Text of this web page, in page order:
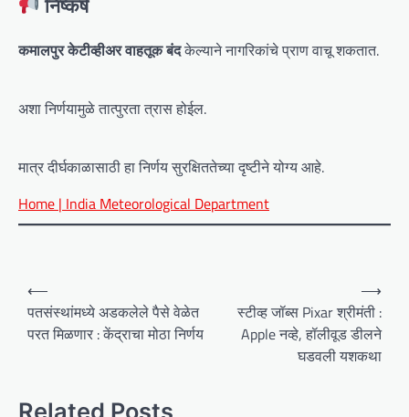
कमालपुर केटीव्हीअर वाहतूक बंदकेल्याने नागरिकांचे प्राण वाचू शकतात.
अशा निर्णयामुळे तात्पुरता त्रास होईल.
मात्र दीर्घकाळासाठी हा निर्णय सुरक्षिततेच्या दृष्टीने योग्य आहे.
Home | India Meteorological Department
o
n
⟵
पतसंस्थांमध्ये अडकलेले पैसे वेळेत
परत मिळणार : केंद्राचा मोठा निर्णय
स्टीव्ह जॉब्स Pixar श्रीमंती :
Apple नव्हे, हॉलीवूड डीलने
घडवली यशकथा
⟶
Related Posts